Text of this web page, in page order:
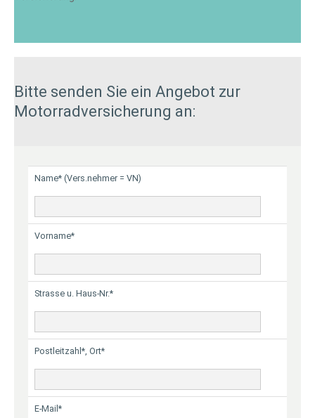
Bitte senden Sie ein Angebot zur
Motorradversicherung an:
Name* (Vers.nehmer = VN)
Vorname*
Strasse u. Haus-Nr.*
Postleitzahl*, Ort*
E-Mail*